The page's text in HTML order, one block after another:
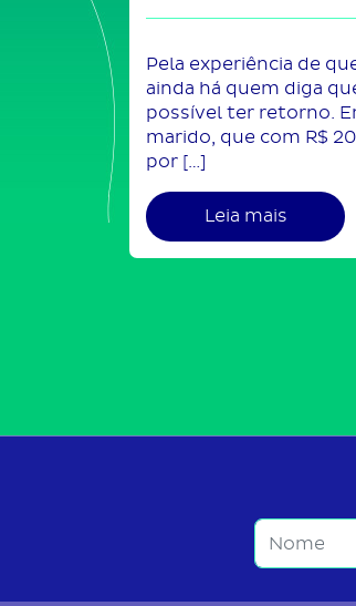
Pela experiência de
ainda há quem diga
possível ter retorno.
marido, que com R$
por […]
Leia mais